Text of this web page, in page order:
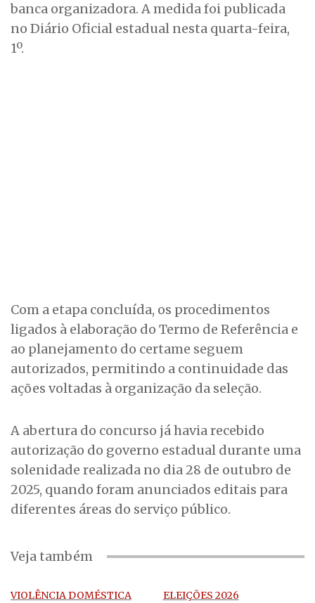
banca organizadora. A medida foi publicada
no Diário Oficial estadual nesta quarta-feira,
1º.
Com a etapa concluída, os procedimentos
ligados à elaboração do Termo de Referência e
ao planejamento do certame seguem
autorizados, permitindo a continuidade das
ações voltadas à organização da seleção.
A abertura do concurso já havia recebido
autorização do governo estadual durante uma
solenidade realizada no dia 28 de outubro de
2025, quando foram anunciados editais para
diferentes áreas do serviço público.
Veja também
VIOLÊNCIA DOMÉSTICA ELEIÇÕES 2026